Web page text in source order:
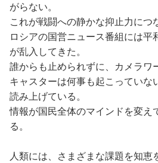
がらない。
これが戦闘への静かな抑止力につ
ロシアの国営ニュース番組には平
が乱入してきた。
誰からも止められずに、カメラワ
キャスターは何事も起こっていな
読み上げている。
情報が国民全体のマインドを変え
る。
人類には、さまざまな課題を知恵